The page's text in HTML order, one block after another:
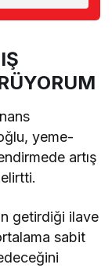
yeme-
artış
getirdiği ilave
sabit